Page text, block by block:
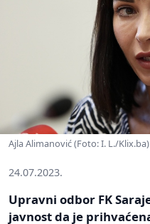
Ajla Alimanović (Foto: I. L./Klix.ba)
24.07.2023.
Upravni odbor FK
javnost da je